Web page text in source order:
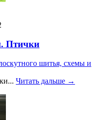
Птички
шитья, схемы и
Читать дальше →